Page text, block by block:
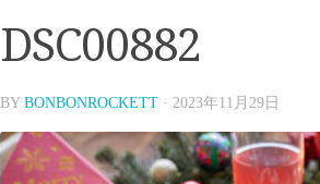
DSC00882
BY BONBONROCKETT · 2023年11月29日